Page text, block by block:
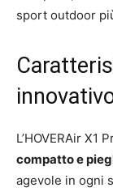
sport outdoor
L’HOVERAir X1
compatto e
agevole in ogni